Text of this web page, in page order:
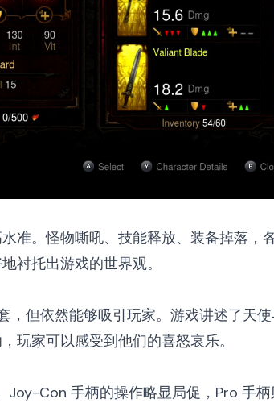
准。怪物嘶吼、技能释放、装备掉落，
衬托出游戏的世界观。
，但依然能够吸引玩家。游戏讲述了天
玩家可以感受到他们的喜怒哀乐。
Joy-Con 手柄的操作略显局促，Pro 手